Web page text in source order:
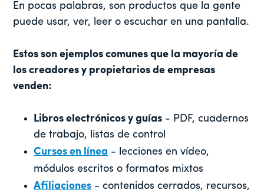
En pocas palabras, son productos que la gente
puede usar, ver, leer o escuchar en una pantalla.
Estos son ejemplos comunes que la mayoría de
los creadores y propietarios de empresas
venden:
Libros electrónicos y guías - PDF, cuadernos
de trabajo, listas de control
Cursos en línea - lecciones en vídeo,
módulos escritos o formatos mixtos
Afiliaciones - contenidos cerrados, recursos,